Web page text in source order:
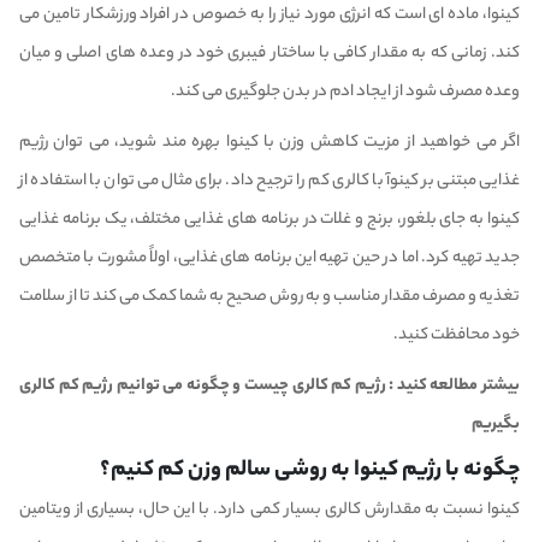
کینوا، ماده ای است که انرژی مورد نیاز را به خصوص در افراد ورزشکار تامین می
کند. زمانی که به مقدار کافی با ساختار فیبری خود در وعده های اصلی و میان
وعده مصرف شود از ایجاد ادم در بدن جلوگیری می کند.
اگر می خواهید از مزیت کاهش وزن با کینوا بهره مند شوید، می توان رژیم
غذایی مبتنی بر کینوآ با کالری کم را ترجیح داد. برای مثال می توان با استفاده از
کینوا به جای بلغور، برنج و غلات در برنامه های غذایی مختلف، یک برنامه غذایی
جدید تهیه کرد. اما در حین تهیه این برنامه های غذایی، اولاً مشورت با متخصص
تغذیه و مصرف مقدار مناسب و به روش صحیح به شما کمک می کند تا از سلامت
خود محافظت کنید.
بیشتر مطالعه کنید :رژیم کم کالری چیست و چگونه می توانیم رژیم کم کالری
بگیریم
چگونه با رژیم کینوا به روشی سالم وزن کم کنیم؟
کینوا نسبت به مقدارش کالری بسیار کمی دارد. با این حال، بسیاری از ویتامین